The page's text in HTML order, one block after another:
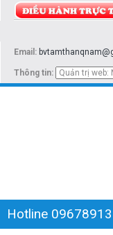
Email:
Thông tin:
Hotline